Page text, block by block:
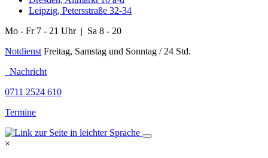
Leipzig, Petersstraße 32-34
Mo - Fr 7 - 21 Uhr | Sa 8 - 20
Notdienst Freitag, Samstag und Sonntag / 24 Std.
Nachricht
0711 2524 610
Termine
×